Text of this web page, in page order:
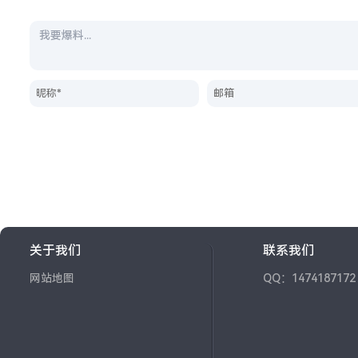
关于我们
网站地图
联系我们
QQ：1474187172